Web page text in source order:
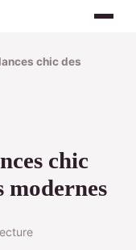
chic des
chic
modernes